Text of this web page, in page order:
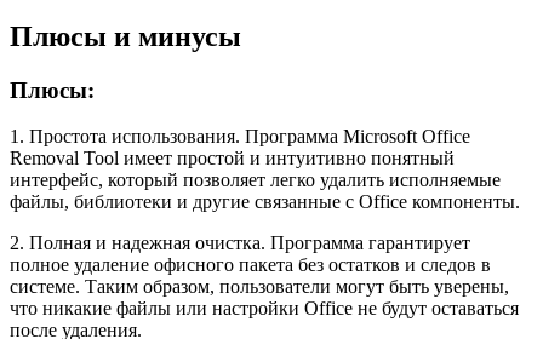
Плюсы и минусы
Плюсы:
1. Простота использования. Программа Microsoft Office
Removal Tool имеет простой и интуитивно понятный
интерфейс, который позволяет легко удалить исполняемые
файлы, библиотеки и другие связанные с Office компоненты.
2. Полная и надежная очистка. Программа гарантирует
полное удаление офисного пакета без остатков и следов в
системе. Таким образом, пользователи могут быть уверены,
что никакие файлы или настройки Office не будут оставаться
после удаления.